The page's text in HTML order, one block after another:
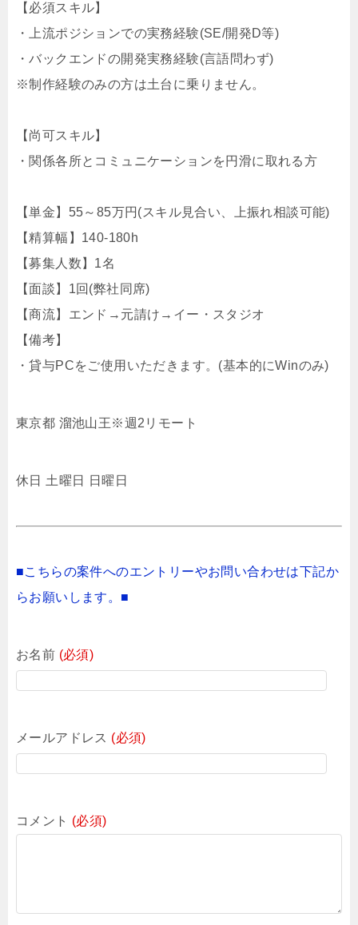
【必須スキル】
・上流ポジションでの実務経験(SE/開発D等)
・バックエンドの開発実務経験(言語問わず)
※制作経験のみの方は土台に乗りません。
【尚可スキル】
・関係各所とコミュニケーションを円滑に取れる方
【単金】55～85万円(スキル見合い、上振れ相談可能)
【精算幅】140-180h
【募集人数】1名
【面談】1回(弊社同席)
【商流】エンド→元請け→イー・スタジオ
【備考】
・貸与PCをご使用いただきます。(基本的にWinのみ)
東京都 溜池山王※週2リモート
休日 土曜日 日曜日
■こちらの案件へのエントリーやお問い合わせは下記か
らお願いします。■
お名前 (必須)
メールアドレス (必須)
コメント (必須)